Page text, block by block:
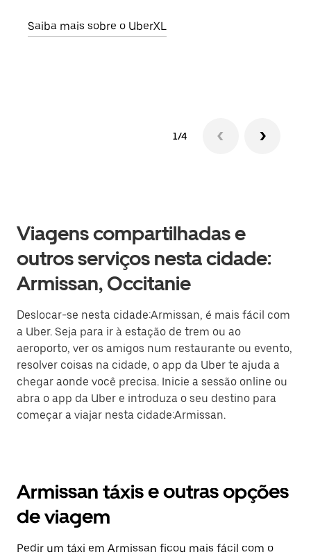
Saiba mais sobre o UberXL
1/4
Viagens compartilhadas e
outros serviços nesta cidade:
Armissan, Occitanie
Deslocar-se nesta cidade:Armissan, é mais fácil com
a Uber. Seja para ir à estação de trem ou ao
aeroporto, ver os amigos num restaurante ou evento,
resolver coisas na cidade, o app da Uber te ajuda a
chegar aonde você precisa. Inicie a sessão online ou
abra o app da Uber e introduza o seu destino para
começar a viajar nesta cidade:Armissan.
Armissan táxis e outras opções
de viagem
Pedir um táxi em Armissan ficou mais fácil com o